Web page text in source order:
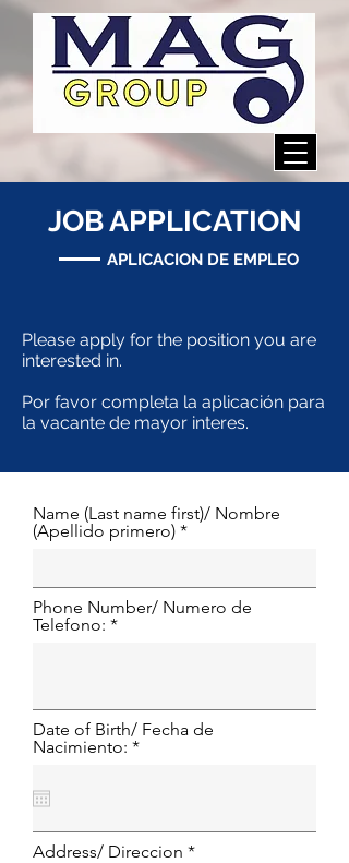
JOB APPLICATION
APLICACION DE EMPLEO
Please apply for the position you are
interested in.
Por favor completa la aplicación para
la vacante de mayor interes.
Name (Last name first)/ Nombre
(Apellido primero)
Phone Number/ Numero de
Telefono:
Date of Birth/ Fecha de
Nacimiento: *
Address/ Direccion